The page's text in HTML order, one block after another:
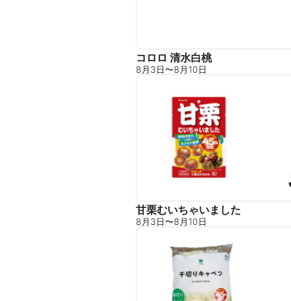
コロロ 清水白桃
8月3日〜8月10日
甘栗むいちゃいました
8月3日〜8月10日